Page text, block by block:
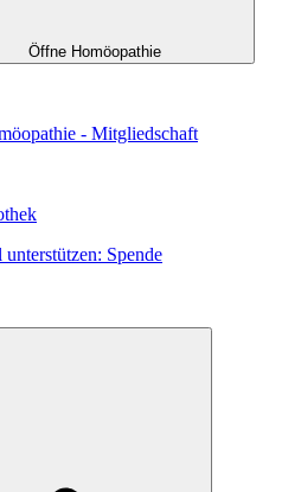
Öffne Homöopathie
- Mitgliedschaft
Spende